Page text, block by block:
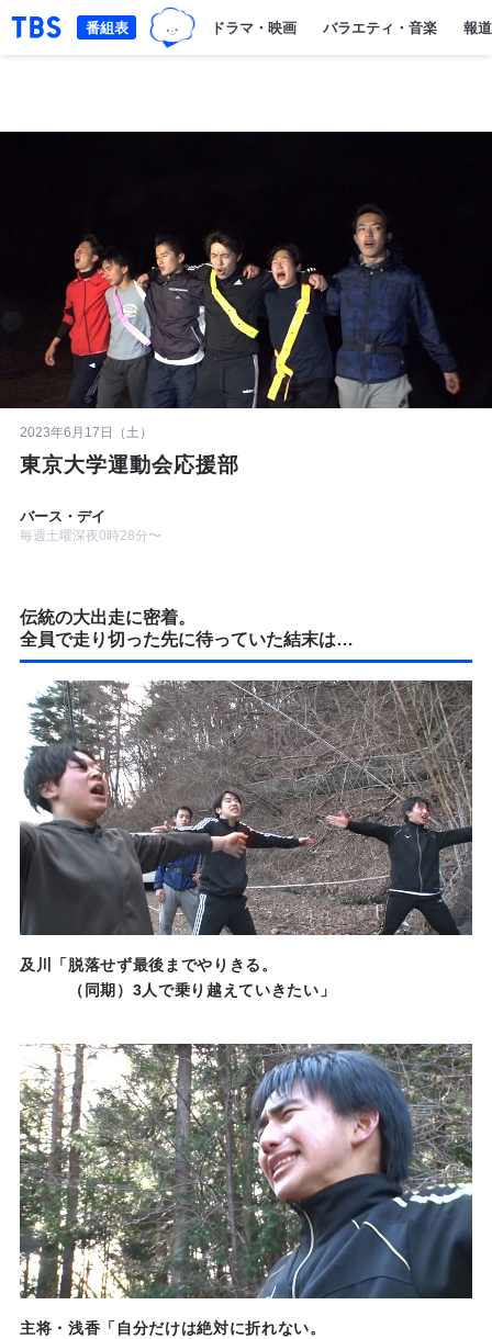
「TBSテレビ｜ときめくときを。」トップページ
ドラマ・映画 バラエティ・音楽 報
番組表
2023年6月17日（土）
東京大学運動会応援部
バース・デイ
毎週土曜深夜0時28分〜
伝統の大出走に密着。
全員で走り切った先に待っていた結末は…
及川「脱落せず最後までやりきる。
（同期）3人で乗り越えていきたい」
主将・浅香「自分だけは絶対に折れない。